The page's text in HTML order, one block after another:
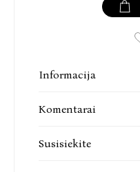
Informacija
Komentarai
Susisiekite